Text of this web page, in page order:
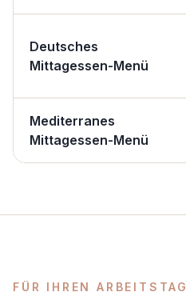
Deutsches
Mittagessen-Menü
Mediterranes
Mittagessen-Menü
FÜR IHREN ARBEITSTAG